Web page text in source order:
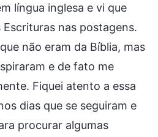
língua inglesa e vi que
Escrituras nas postagens.
não eram da Bíblia, mas
e de fato me
Fiquei atento a essa
dias que se seguiram e
procurar algumas